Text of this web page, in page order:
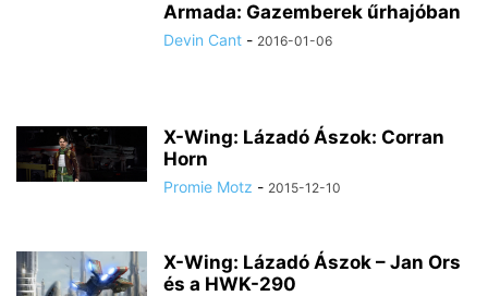
Armada: Gazemberek űrhajóban
Devin Cant - 2016-01-06
X-Wing: Lázadó Ászok: Corran
Horn
Promie Motz - 2015-12-10
X-Wing: Lázadó Ászok – Jan Ors
és a HWK-290